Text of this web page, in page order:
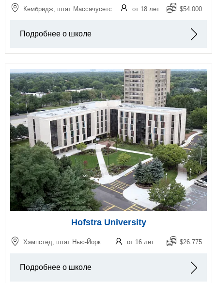
Кембридж, штат Массачусетс от 18 лет $54.000
Подробнее о школе
Hofstra University
Хэмпстед, штат Нью-Йорк от 16 лет $26.775
Подробнее о школе